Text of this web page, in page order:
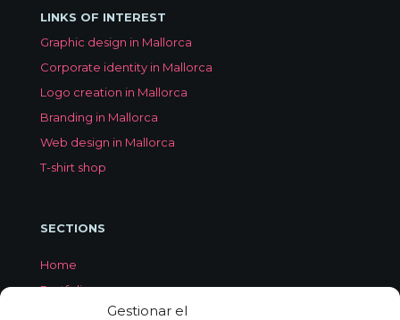
Gestionar el
LINKS OF INTEREST
Graphic design in Mallorca
Corporate identity in Mallorca
Logo creation in Mallorca
Branding in Mallorca
Web design in Mallorca
T-shirt shop
SECTIONS
Home
Portfolio